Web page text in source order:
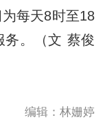
每天8时至18
务。（文 蔡俊
编辑：林姗婷